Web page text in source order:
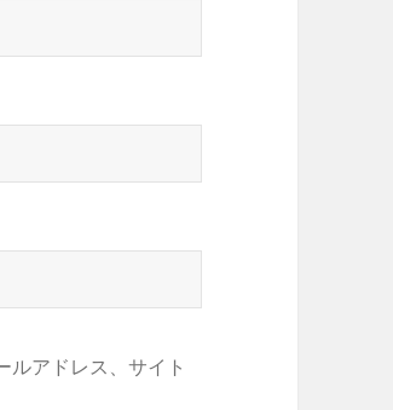
ルアドレス、サイト